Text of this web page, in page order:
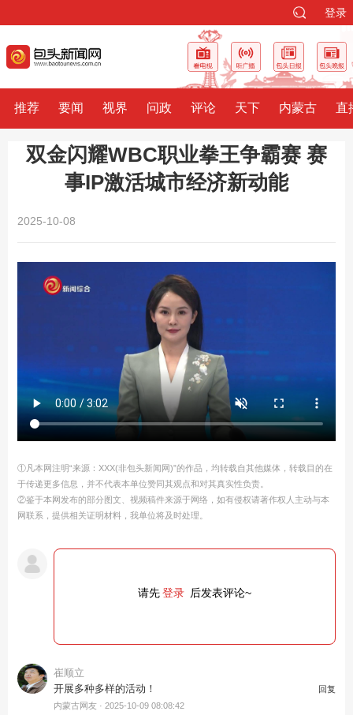
登录
推荐 要闻 视界 问政 评论 天下 内蒙古 直
双金闪耀WBC职业拳王争霸赛 赛
事IP激活城市经济新动能
2025-10-08
①凡本网注明“来源：XXX(非包头新闻网)”的作品，均转载自其他媒体，转载目的在
于传递更多信息，并不代表本单位赞同其观点和对其真实性负责。
②鉴于本网发布的部分图文、视频稿件来源于网络，如有侵权请著作权人主动与本
网联系，提供相关证明材料，我单位将及时处理。
请先登录 后发表评论~
崔顺立
开展多种多样的活动！
回复
内蒙古网友 ·2025-10-09 08:08:42